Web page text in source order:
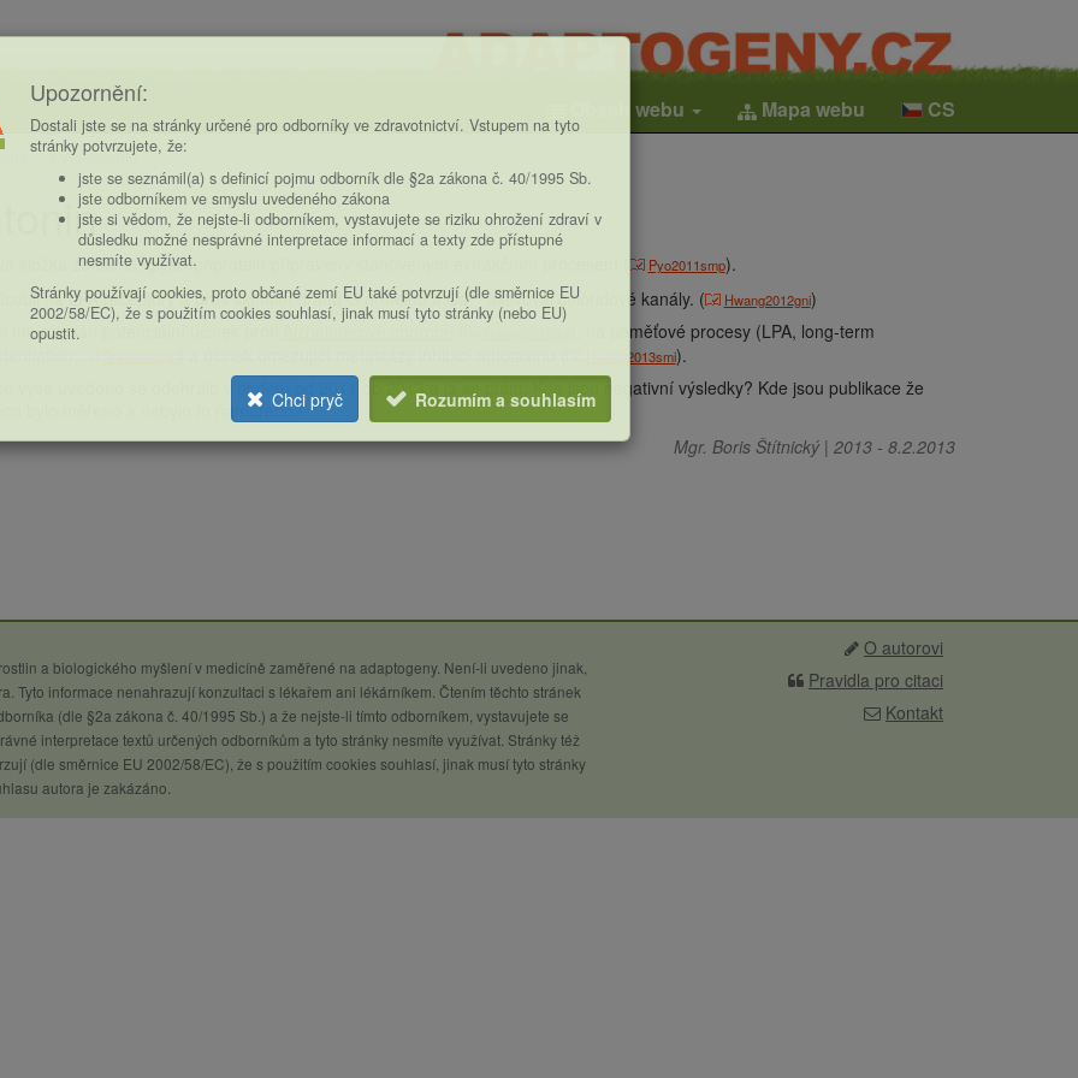
Obsah webu Mapa webu CS
Fytochemie
složka ženšenu, glykolipoprotein připravený stanoveným extrakčním procesem ( Pyo2011smp).
na LPA receptory a přes signální dráhu G proteinů a Ca2+aktivoval chloridové kanály. ( Hwang2012gni)
mu připsán potenciální účinek proti
), na paměťové procesy (LPA, long-term
, Shin2012ggn) a účinek omezující metastázy inhibicí autotaxinu ( Hwang2013smi).
výše uvedené se odehrálo v období od 2011 do 2013 a já se ptám: Kde jsou negativní výsledky? Kde jsou publikace že
bylo měřeno a nebylo to naměřeno?
Mgr. Boris Štítnický | 2013 - 8.2.2013
O autorovi
Pravidla pro citaci
Kontakt
a biologického myšlení v medicíně zaměřené na adaptogeny. Není-li uvedeno jinak,
Tyto informace nenahrazují konzultaci s lékařem ani lékárníkem. Čtením těchto stránek
(dle §2a zákona č. 40/1995 Sb.) a že nejste-li tímto odborníkem, vystavujete se
interpretace textů určených odborníkům a tyto stránky nesmíte využívat. Stránky též
(dle směrnice EU 2002/58/EC), že s použitím cookies souhlasí, jinak musí tyto stránky
autora je zakázáno.
Upozornění:
Dostali jste se na stránky určené pro odborníky ve zdravotnictví. Vstupem na tyto
stránky potvrzujete, že:
jste se seznámil(a) s definicí pojmu odborník dle §2a zákona č. 40/1995 Sb.
jste odborníkem ve smyslu uvedeného zákona
jste si vědom, že nejste-li odborníkem, vystavujete se riziku ohrožení zdraví v
důsledku možné nesprávné interpretace informací a texty zde přístupné
nesmíte využívat.
Stránky používají cookies, proto občané zemí EU také potvrzují (dle směrnice EU
2002/58/EC), že s použitím cookies souhlasí, jinak musí tyto stránky (nebo EU)
opustit.
Chci pryč Rozumím a souhlasím